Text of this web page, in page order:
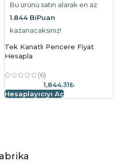
Bu ürünü satın alarak en az
1.844 BiPuan
kazanacaksınız!
Tek Kanatlı Pencere Fiyat
Hesapla
(6)
1,844.31₺
Hesaplayıcıyı Aç